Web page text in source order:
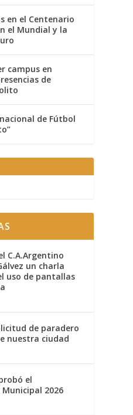
en el Centenario
el Mundial y la
campus en
de
de Fútbol
C.A.Argentino
un charla
uso de pantallas
de paradero
nuestra ciudad
el
2026